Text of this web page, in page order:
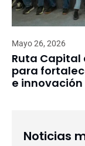
Mayo 26, 2026
Ruta Capital
para
e innovación
Noticias